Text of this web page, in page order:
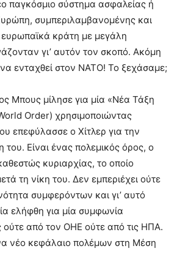
παγκόσμιο σύστημα ασφαλείας ή
συμπεριλαμβανομένης και
κράτη με μεγάλη
γι’ αυτόν τον σκοπό. Ακόμη
ενταχθεί στον ΝΑΤΟ! Το ξεχάσαμε;
Μπους μίλησε για μία «Νέα Τάξη
Order) χρησιμοποιώντας
επεφύλασσε ο Χίτλερ για την
του. Είναι ένας πολεμικός όρος, ο
κυριαρχίας, το οποίο
τη νίκη του. Δεν εμπεριέχει ούτε
συμφερόντων και γι’ αυτό
ελήφθη για μία συμφωνία
ούτε από τον ΟΗΕ ούτε από τις ΗΠΑ.
νέο κεφάλαιο πολέμων στη Μέση